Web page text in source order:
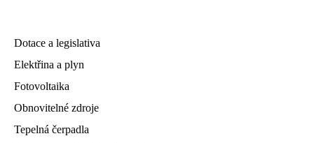
Dotace a legislativa
Elektřina a plyn
Fotovoltaika
Obnovitelné zdroje
Tepelná čerpadla